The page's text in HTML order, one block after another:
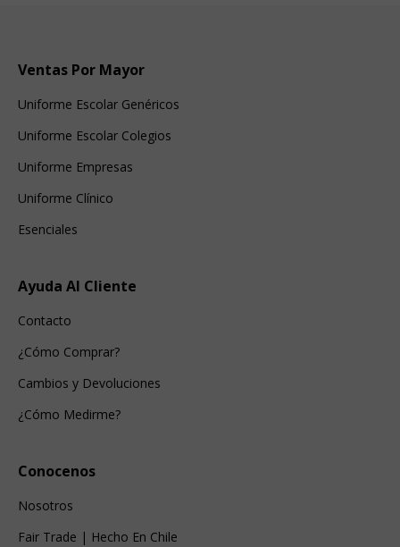
Ventas Por Mayor
Uniforme Escolar Genéricos
Uniforme Escolar Colegios
Uniforme Empresas
Uniforme Clínico
Esenciales
Ayuda Al Cliente
Contacto
¿Cómo Comprar?
Cambios y Devoluciones
¿Cómo Medirme?
Conocenos
Nosotros
Fair Trade | Hecho En Chile